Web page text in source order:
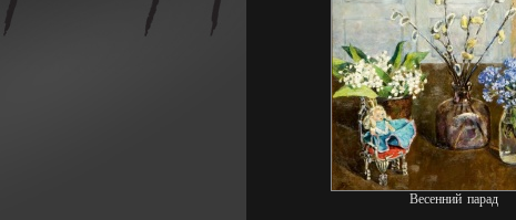
Весенний парад